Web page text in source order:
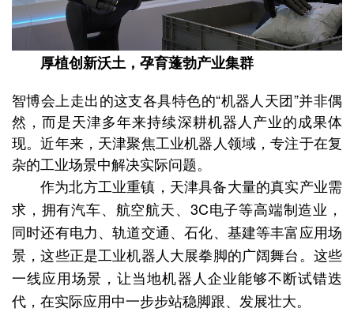
厚植创新沃土，孕育蓬勃产业集群
智博会上走出的这支各具特色的“机器人天团”并非偶
然，而是天津多年来持续深耕机器人产业的成果体
现。近年来，天津聚焦工业机器人领域，专注于在复
杂的工业场景中解决实际问题。
作为北方工业重镇，天津具备大量的真实产业需
求，拥有汽车、航空航天、3C电子等高端制造业，
同时还有电力、轨道交通、石化、基建等丰富应用场
景，这些正是工业机器人大展拳脚的广阔舞台。这些
一线应用场景，让当地机器人企业能够不断试错迭
代，在实际应用中一步步站稳脚跟、发展壮大。